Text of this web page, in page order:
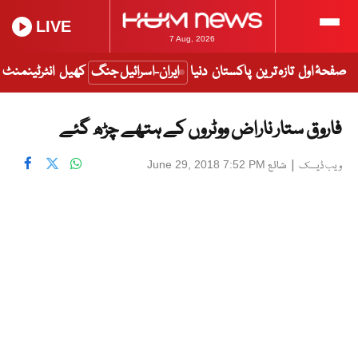
7 Aug, 2026
LIVE
صفحۂ اول تازہ ترین پاکستان دنیا ایران-اسرائیل جنگ کھیل انٹرٹینمنٹ
فاروق ستار ناراض ووٹروں کے ہتھے چڑھ گئے
ویب ڈیسک | شائع June 29, 2018 7:52 PM